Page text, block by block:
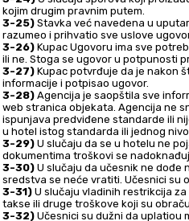
kojim drugim pravnim putem.
3-25) Stavka već navedena u
razumeo i prihvatio sve uslove
3-26) Kupac Ugovoru ima sve
ili ne. Stoga se ugovor u potpunosti
3-27) Kupac potvrđuje da je nakon
informacije i potpisao ugovor.
3-28) Agencija je saopštila sve
web stranica objekata. Agencija ne
ispunjava predviđene standarde ili
u hotel istog standarda ili jednog
3-29) U slučaju da se u hotelu ne
dokumentima troškovi se
3-30) U slučaju da učesnik ne dođe
sredstva se neće vratiti. Učesnici su
3-31) U slučaju vladinih restrikcija
takse ili druge troškove koji su
3-32) Učesnici su dužni da uplatiou